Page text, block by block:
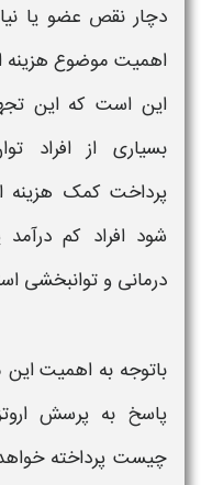
دچار نقص عضو یا
اهمیت موضوع هزینه
این است که این
بسیاری از افراد
پرداخت کمک هزینه
شود افراد کم‌ درآمد
درمانی و توانبخشی
باتوجه به اهمیت این
پاسخ به پرسش
چیست پرداخته